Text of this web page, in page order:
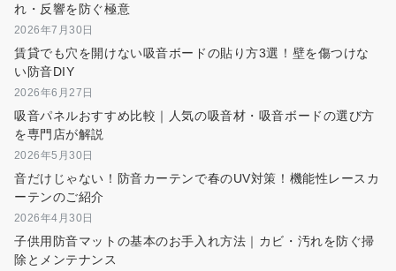
れ・反響を防ぐ極意
2026年7月30日
賃貸でも穴を開けない吸音ボードの貼り方3選！壁を傷つけな
い防音DIY
2026年6月27日
吸音パネルおすすめ比較｜人気の吸音材・吸音ボードの選び方
を専門店が解説
2026年5月30日
音だけじゃない！防音カーテンで春のUV対策！機能性レースカ
ーテンのご紹介
2026年4月30日
子供用防音マットの基本のお手入れ方法｜カビ・汚れを防ぐ掃
除とメンテナンス